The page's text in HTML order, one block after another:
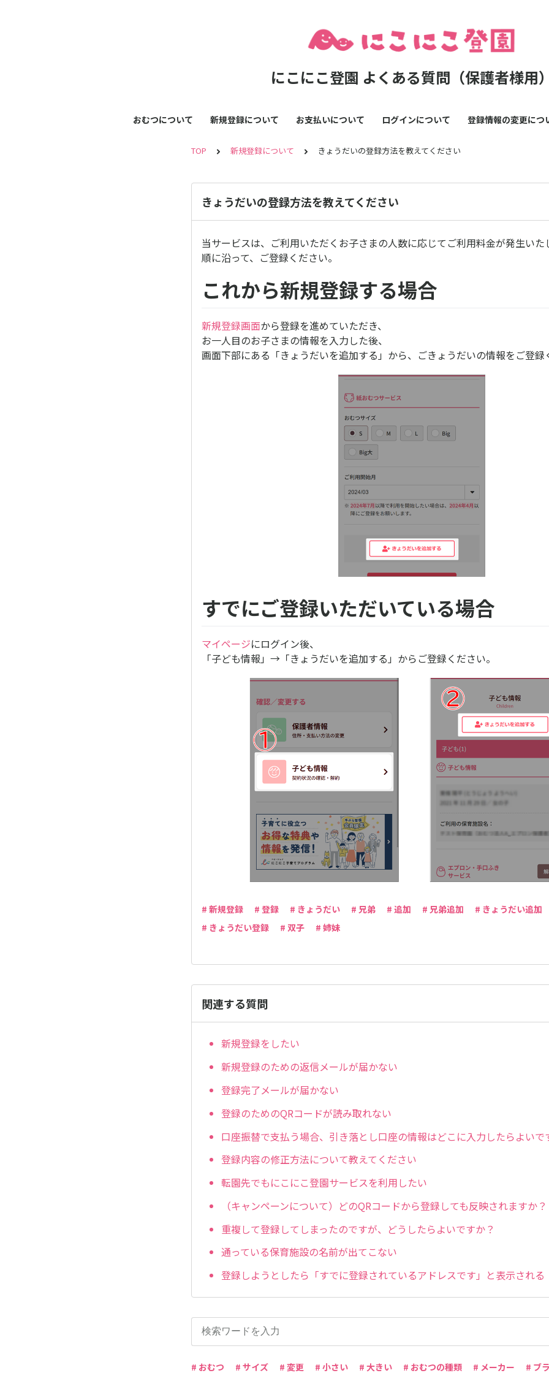
にこにこ登園 よくある質問（保護者様用）
おむつについて 新規登録について お支払いについて ログインについて 登録情報の変更につ
TOP 新規登録について きょうだいの登録方法を教えてください
きょうだいの登録方法を教えてください
当サービスは、ご利用いただくお子さまの人数に応じてご利用料金が発生いた
順に沿って、ご登録ください。
これから新規登録する場合
新規登録画面から登録を進めていただき、
お一人目のお子さまの情報を入力した後、
画面下部にある「きょうだいを追加する」から、ごきょうだいの情報をご登録
すでにご登録いただいている場合
マイページにログイン後、
「子ども情報」→「きょうだいを追加する」からご登録ください。
# 新規登録 # 登録 # きょうだい # 兄弟 # 追加 # 兄弟追加
# きょうだい追加
# きょうだい登録
# 双子 # 姉妹
関連する質問
新規登録をしたい
新規登録のための返信メールが届かない
登録完了メールが届かない
登録のためのQRコードが読み取れない
口座振替で支払う場合、引き落とし口座の情報はどこに入力したらよいで
登録内容の修正方法について教えてください
転園先でもにこにこ登園サービスを利用したい
（キャンペーンについて）どのQRコードから登録しても反映されますか？
重複して登録してしまったのですが、どうしたらよいですか？
通っている保育施設の名前が出てこない
登録しようとしたら「すでに登録されているアドレスです」と表示される
# おむつ # サイズ # 変更 # 小さい # 大きい # おむつの種類 # メーカー # ブ